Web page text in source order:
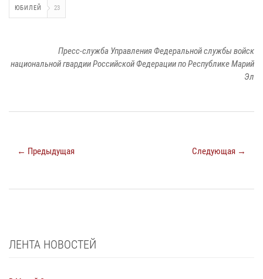
ЮБИЛЕЙ 23
Пресс-служба Управления Федеральной службы войск
национальной гвардии Российской Федерации по Республике Марий
Эл
← Предыдущая Следующая →
ЛЕНТА НОВОСТЕЙ